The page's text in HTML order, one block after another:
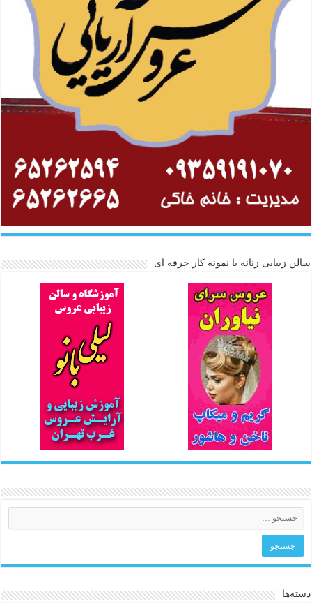
سالن زیبایی زنانه با نمونه کار حرفه ای
دسته‌ها